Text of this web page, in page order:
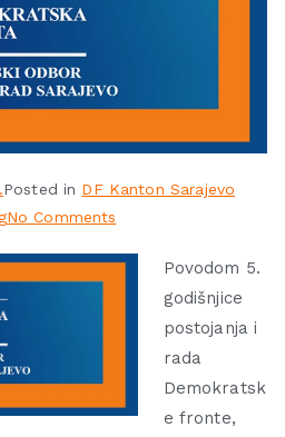
Posted in DF Kanton Sarajevo
No Comments
Povodom 5.
godišnjice
postojanja i
rada
Demokratsk
e fronte,